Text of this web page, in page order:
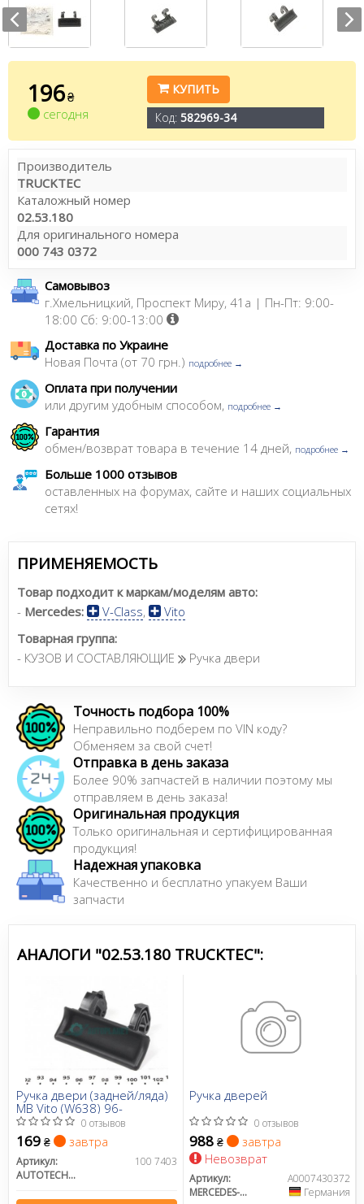
196 ₴
сегодня
КУПИТЬ
Код: 582969-34
Производитель
TRUCKTEC
Каталожный номер
02.53.180
Для оригинального номера
000 743 0372
Самовывоз
г.Хмельницкий, Проспект Миру, 41а | Пн-Пт: 9:00-
18:00 Сб: 9:00-13:00
Доставка по Украине
Новая Почта (от 70 грн.) подробнее →
Оплата при получении
или другим удобным способом, подробнее →
Гарантия
обмен/возврат товара в течение 14 дней, подробнее →
Больше 1000 отзывов
оставленных на форумах, сайте и наших социальных
сетях!
ПРИМЕНЯЕМОСТЬ
Товар подходит к маркам/моделям авто:
- Mercedes: V-Class,
Vito
Товарная группа:
- КУЗОВ И СОСТАВЛЯЮЩИЕ
Ручка двери
Точность подбора 100%
Неправильно подберем по VIN коду?
Обменяем за свой счет!
Отправка в день заказа
Более 90% запчастей в наличии поэтому мы
отправляем в день заказа!
Оригинальная продукция
Только оригинальная и сертифицированная
продукция!
Надежная упаковка
Качественно и бесплатно упакуем Ваши
запчасти
АНАЛОГИ "02.53.180 TRUCKTEC":
Ручка двери (задней/ляда)
MB Vito (W638) 96-
0 отзывов
169 ₴ завтра
Артикул:
100 7403
AUTOTECHTEILE
Ручка дверей
0 отзывов
988 ₴
завтра
Невозврат
Артикул:
A0007430372
MERCEDES-BENZ
Германия